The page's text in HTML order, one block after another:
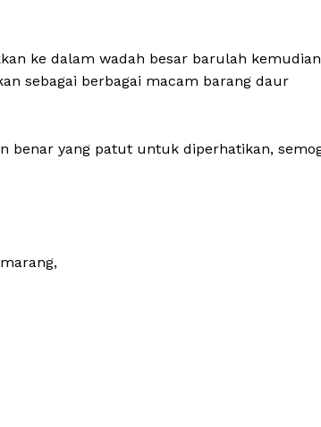
ke dalam wadah besar barulah kemudian
sebagai berbagai macam barang daur
benar yang patut untuk diperhatikan,